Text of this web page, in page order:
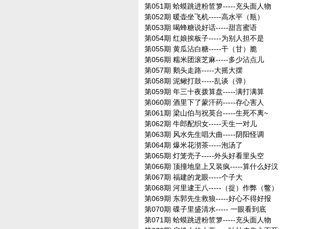
第051期 蛤蟆跳进粉笸箩-----充头面人物
第052期 暖壶坐飞机-----高水平（瓶）
第053期 喝蜂糖说好话-----甜言蜜语
第054期 红娘挨板子-----为别人担不是
第055期 黄瓜沾白糖-----干（甘）脆
第056期 糯米团滚芝麻-----多少沾点儿
第057期 鹅头走路-----大摇大摆
第058期 泥鳅打鼓-----乱谈（弹）
第059期 年三十夜拨算盘-----满打满算
第060期 酒里下了蒙汗药-----存心害人
第061期 梁山伯与祝英台-----生死不离~
第062期 牛郎配织女-----天生一对儿
第063期 风水先生唱大曲-----阴阳怪调
第064期 爆米花沏茶-----泡汤了
第065期 灯笼壳子-----外头好看里头空
第066期 顶撞地皇上又装疯-----算什么好汉
第067期 福建的龙眼-----个子大
第068期 河里逮王八-----（捉）作弊（鳖）
第069期 东郭先生救狼-----好心不得好报
第070期 碟子里盛清水----- 一眼看到底
第071期 蛤蟆跳进粉笸箩-----充头面人物